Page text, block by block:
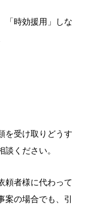
「時効援用」しな
を受け取りどうす
ください。
頼者様に代わって
の場合でも、引